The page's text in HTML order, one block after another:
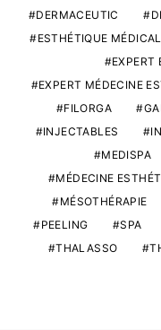
DERMACEUTIC
ESTHÉTIQUE
EXPERT
EXPERT MÉDECINE
FILORGA
INJECTABLES
MEDISPA
MÉDECINE
MÉSOTHÉRAPIE
PEELING
SPA
THALASSO